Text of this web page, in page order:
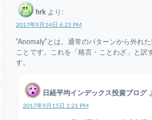
hrk より:
2017年9月14日 6:25 PM
“Anomaly”とは、通常のパターンから外れ
ことです。これを「格言・ことわざ」と訳
す。
日経平均インデックス投資ブログ
2017年9月15日 1:21 PM